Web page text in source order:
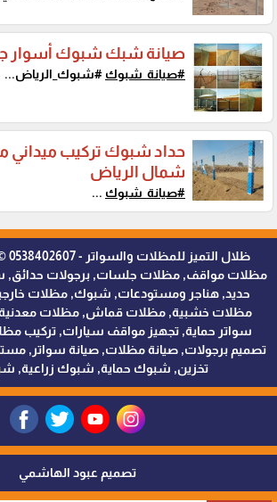
صيانة شبك شبوك أسوار
#صيانة_شبوك #شبوك_الرياض...
حداد شبوك تركيب ميداني
شمال الرياض
#صيانة_شبوك ...
مظلات مواقف, مظلات جلسات, برجولات حدائق,
حديد, هناجر ومستودعات, شبوك, مظلات
مظلات خشبية, مظلات قماش, مظلات
سواتر حماية, تجهيز مواقف سيارات, تركيب
تصميم برجولات, صيانة مظلات, صيانة سواتر,
تخزين, شبوك حماية, شبوك زراعية,
تصميم عبود الهاشمي